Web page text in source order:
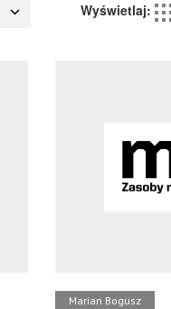
Wyświetlaj:
Marian Bogusz